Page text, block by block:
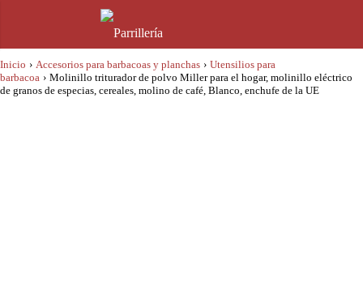
Inicio › Accesorios para barbacoas y planchas › Utensilios para
barbacoa › Molinillo triturador de polvo Miller para el hogar, molinillo eléctrico
de granos de especias, cereales, molino de café, Blanco, enchufe de la UE